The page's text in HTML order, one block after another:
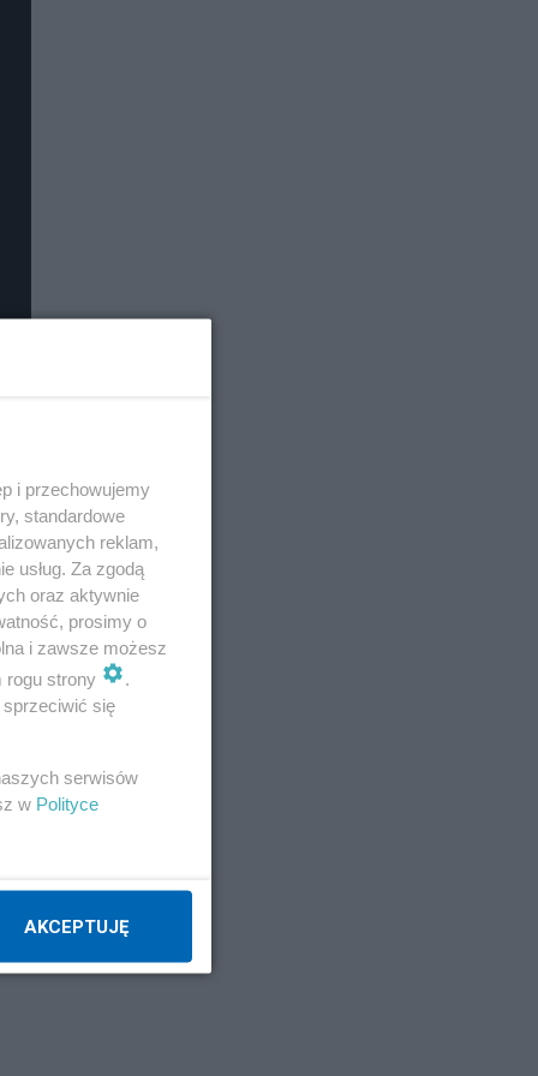
i przechowujemy
standardowe
reklam,
usług. Za zgodą
oraz aktywnie
prosimy o
i zawsze możesz
rogu strony
.
się
serwisów
w Polityce
AKCEPTUJĘ